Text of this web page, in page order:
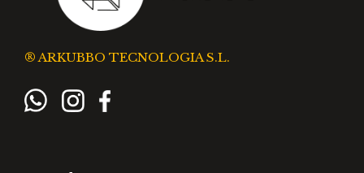
® ARKUBBO TECNOLOGIA S.L.